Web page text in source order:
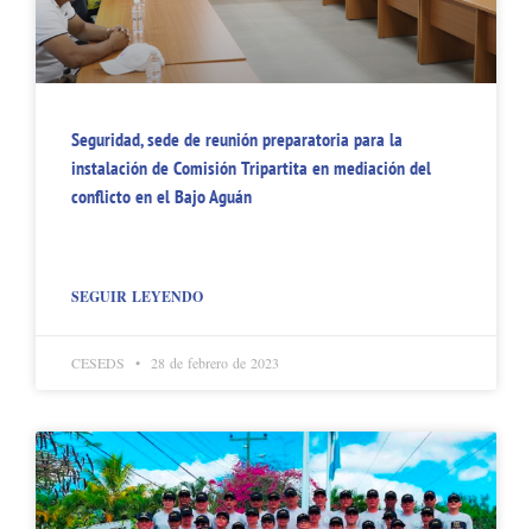
Seguridad, sede de reunión preparatoria para la
instalación de Comisión Tripartita en mediación del
conflicto en el Bajo Aguán
SEGUIR LEYENDO
CESEDS 28 de febrero de 2023